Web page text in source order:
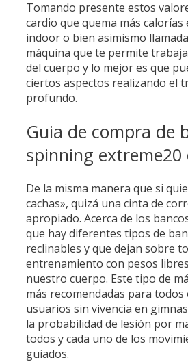
Tomando presente estos
cardio que quema más calorías
indoor o bien asimismo
máquina que te permite
del cuerpo y lo mejor es que
ciertos aspectos realizando el
profundo.
Guia de compra de
spinning extreme20
De la misma manera que si
cachas», quizá una cinta de
apropiado. Acerca de los
que hay diferentes tipos de
reclinables y que dejan sobre
entrenamiento con pesos
nuestro cuerpo. Este tipo de
más recomendadas para todos
usuarios sin vivencia en
la probabilidad de lesión por
todos y cada uno de los
guiados.